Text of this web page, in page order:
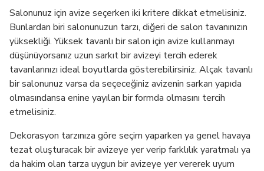
Salonunuz için avize seçerken iki kritere dikkat etmelisiniz.
Bunlardan biri salonunuzun tarzı, diğeri de salon tavanınızın
yüksekliği. Yüksek tavanlı bir salon için avize kullanmayı
düşünüyorsanız uzun sarkıt bir avizeyi tercih ederek
tavanlarınızı ideal boyutlarda gösterebilirsiniz. Alçak tavanlı
bir salonunuz varsa da seçeceğiniz avizenin sarkan yapıda
olmasındansa enine yayılan bir formda olmasını tercih
etmelisiniz.
Dekorasyon tarzınıza göre seçim yaparken ya genel havaya
tezat oluşturacak bir avizeye yer verip farklılık yaratmalı ya
da hakim olan tarza uygun bir avizeye yer vererek uyum